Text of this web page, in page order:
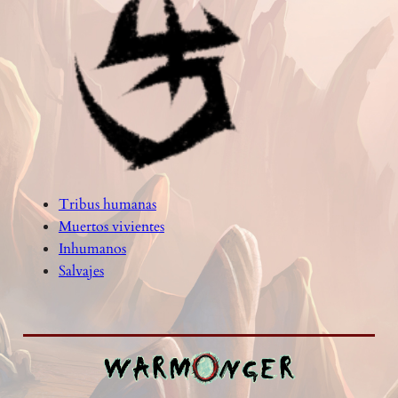
Tribus humanas
Muertos vivientes
Inhumanos
Salvajes